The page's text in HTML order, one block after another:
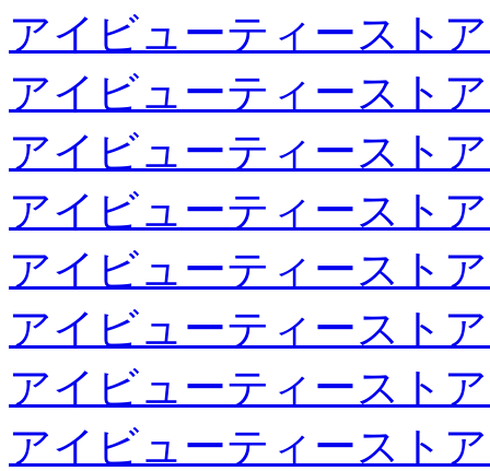
アイビューティースト
アイビューティースト
アイビューティースト
アイビューティースト
アイビューティースト
アイビューティースト
アイビューティースト
アイビューティースト